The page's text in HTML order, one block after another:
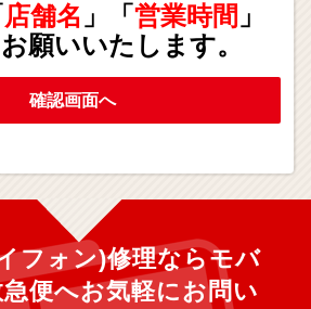
店舗名 」「 営業時間 」
願いいたします。
確認画面へ
フォン)修理ならモバ
便へお気軽にお問い